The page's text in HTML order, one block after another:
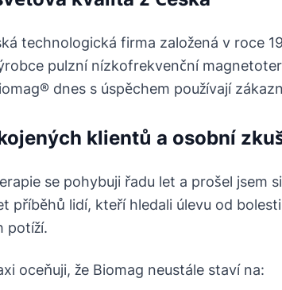
technologická firma založená v roce
pulzní nízkofrekvenční
dnes s úspěchem používají
klientů a osobní
se pohybuji řadu let a prošel jsem
příběhů lidí, kteří hledali úlevu od
potíží.
oceňuji, že Biomag neustále staví na: